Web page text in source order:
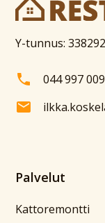
Y-tunnus:
044 997
Palvelut
Kattoremontti